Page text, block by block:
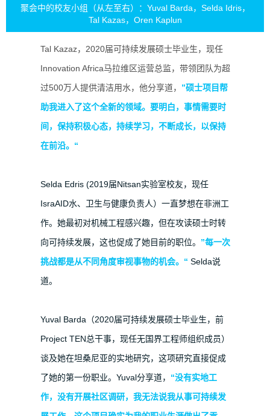
聚会中的校友小组（从左至右）：Yuval Barda，Selda Idris，
Tal Kazas，Oren Kaplun
Tal Kazaz，2020届可持续发展硕士毕业生，现任
Innovation Africa马拉维区运营总监，带领团队为超
过500万人提供清洁用水，他分享道， ”硕士项目帮
助我进入了这个全新的领域。要明白，事情需要时
间，保持积极心态，持续学习，不断成长，以保持
在前沿。“
Selda Edris (2019届Nitsan实验室校友，现任
IsraAID水、卫生与健康负责人）一直梦想在非洲工
作。她最初对机械工程感兴趣，但在攻读硕士时转
向可持续发展，这也促成了她目前的职位。 ”每一次
挑战都是从不同角度审视事物的机会。“ Selda说
道。
Yuval Barda（2020届可持续发展硕士毕业生，前
Project TEN总干事，现任无国界工程师组织成员）
谈及她在坦桑尼亚的实地研究，这项研究直接促成
了她的第一份职业。Yuval分享道， “没有实地工
作，没有开展社区调研，我无法说我从事可持续发